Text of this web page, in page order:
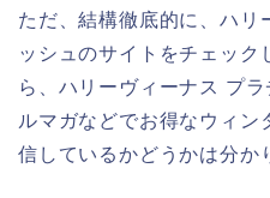
ただ、結構徹底的に、ハリ
ッシュのサイトをチェック
ら、ハリーヴィーナス プ
ルマガなどでお得なウィン
信しているかどうかは分か